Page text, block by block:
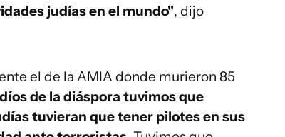
judías en el mundo", dijo
el de la AMIA donde murieron 85
de la diáspora tuvimos que
tuvieran que tener pilotes en sus